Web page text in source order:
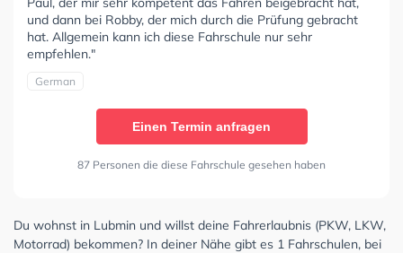
und dann bei Robby, der mich durch die Prüfung gebracht
hat. Allgemein kann ich diese Fahrschule nur sehr
empfehlen."
German
Einen Termin anfragen
87 Personen die diese Fahrschule gesehen haben
Du wohnst in Lubmin und willst deine Fahrerlaubnis (PKW, LKW,
Motorrad) bekommen? In deiner Nähe gibt es 1 Fahrschulen, bei